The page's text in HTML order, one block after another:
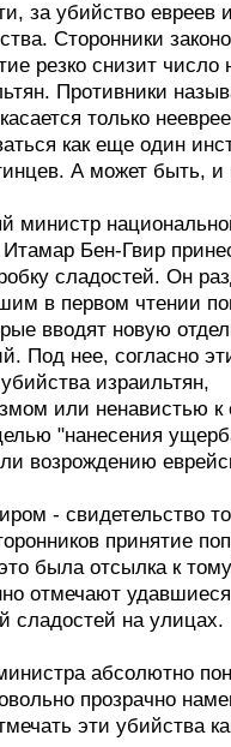
за убийство евреев
Сторонники
резко снизит число
Противники
только
как еще один
А может быть, и
министр
Бен-Гвир
сладостей. Он
в первом чтении
вводят новую
Под нее, согласно
израильтян,
или ненавистью к
"нанесения
возрождению
- свидетельство
принятие
была отсылка к
отмечают
сладостей на улицах.
абсолютно
прозрачно
эти убийства